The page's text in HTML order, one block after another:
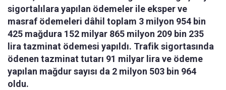
sigortalılara yapılan ödemeler ile eksper ve
masraf ödemeleri dâhil toplam 3 milyon 954 bin
425 mağdura 152 milyar 865 milyon 209 bin 235
lira tazminat ödemesi yapıldı. Trafik sigortasında
ödenen tazminat tutarı 91 milyar lira ve ödeme
yapılan mağdur sayısı da 2 milyon 503 bin 964
oldu.